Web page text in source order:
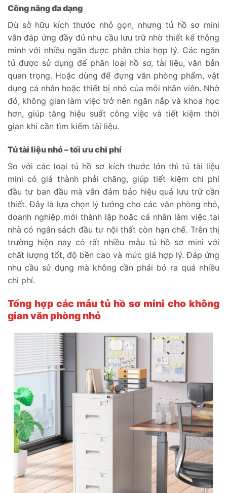
Công năng đa dạng
Dù sở hữu kích thước nhỏ gọn, nhưng tủ hồ sơ mini
vẫn đáp ứng đầy đủ nhu cầu lưu trữ nhờ thiết kế thông
minh với nhiều ngăn được phân chia hợp lý. Các ngăn
tủ được sử dụng để phân loại hồ sơ, tài liệu, văn bản
quan trọng. Hoặc dùng để đựng văn phòng phẩm, vật
dụng cá nhân hoặc thiết bị nhỏ của mỗi nhân viên. Nhờ
đó, không gian làm việc trở nên ngăn nắp và khoa học
hơn, giúp tăng hiệu suất công việc và tiết kiệm thời
gian khi cần tìm kiếm tài liệu.
Tủ tài liệu nhỏ – tối ưu chi phí
So với các loại tủ hồ sơ kích thước lớn thì tủ tài liệu
mini có giá thành phải chăng, giúp tiết kiệm chi phí
đầu tư ban đầu mà vẫn đảm bảo hiệu quả lưu trữ cần
thiết. Đây là lựa chọn lý tưởng cho các văn phòng nhỏ,
doanh nghiệp mới thành lập hoặc cá nhân làm việc tại
nhà có ngân sách đầu tư nội thất còn hạn chế. Trên thị
trường hiện nay có rất nhiều mẫu tủ hồ sơ mini với
chất lượng tốt, độ bền cao và mức giá hợp lý. Đáp ứng
nhu cầu sử dụng mà không cần phải bỏ ra quá nhiều
chi phí.
Tổng hợp các mẫu tủ hồ sơ mini cho không
gian văn phòng nhỏ